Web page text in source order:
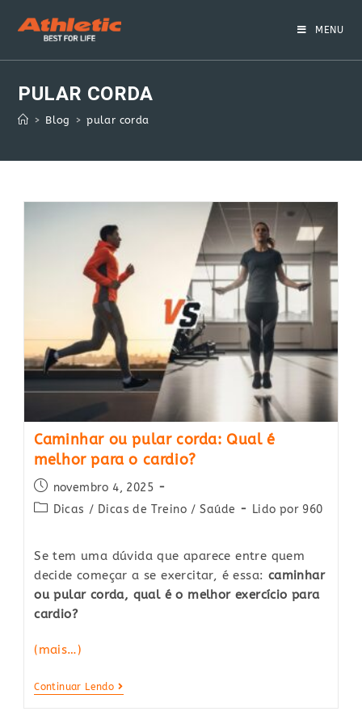
MENU
PULAR CORDA
> Blog > pular corda
Caminhar ou pular corda: Qual é
melhor para o cardio?
Post
published:
novembro 4, 2025
PostDicas / Dicas de Treino / Saúde Lido por 960
Se tem uma dúvida que aparece entre quem
decide começar a se exercitar, é essa: caminhar
ou pular corda, qual é o melhor exercício para
cardio?
(mais…)
Continuar LendoCaminhar
Ou